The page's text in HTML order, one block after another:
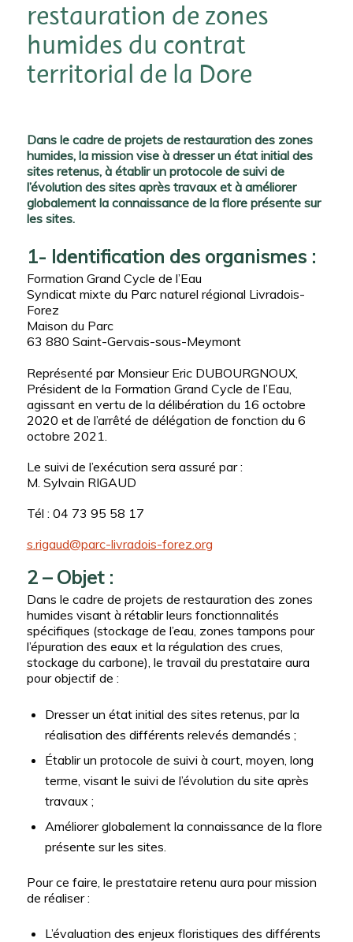
restauration de zones
humides du contrat
territorial de la Dore
Dans le cadre de projets de restauration des zones
humides, la mission vise à dresser un état initial des
sites retenus, à établir un protocole de suivi de
l’évolution des sites après travaux et à améliorer
globalement la connaissance de la flore présente sur
les sites.
1- Identification des organismes :
Formation Grand Cycle de l’Eau
Syndicat mixte du Parc naturel régional Livradois-
Forez
Maison du Parc
63 880 Saint-Gervais-sous-Meymont
Représenté par Monsieur Eric DUBOURGNOUX,
Président de la Formation Grand Cycle de l’Eau,
agissant en vertu de la délibération du 16 octobre
2020 et de l’arrêté de délégation de fonction du 6
octobre 2021.
Le suivi de l’exécution sera assuré par :
M. Sylvain RIGAUD
Tél : 04 73 95 58 17
s.rigaud@parc-livradois-forez.org
2 – Objet :
Dans le cadre de projets de restauration des zones
humides visant à rétablir leurs fonctionnalités
spécifiques (stockage de l’eau, zones tampons pour
l’épuration des eaux et la régulation des crues,
stockage du carbone), le travail du prestataire aura
pour objectif de :
Dresser un état initial des sites retenus, par la
réalisation des différents relevés demandés ;
Établir un protocole de suivi à court, moyen, long
terme, visant le suivi de l’évolution du site après
travaux ;
Améliorer globalement la connaissance de la flore
présente sur les sites.
Pour ce faire, le prestataire retenu aura pour mission
de réaliser :
L’évaluation des enjeux floristiques des différents